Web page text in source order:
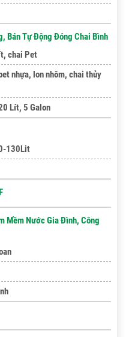
Bán Tự Động Đóng Chai Bình
chai Pet
nhựa, lon nhôm, chai thủy
Lít, 5 Galon
130Lit
Mềm Nước Gia Đình, Công